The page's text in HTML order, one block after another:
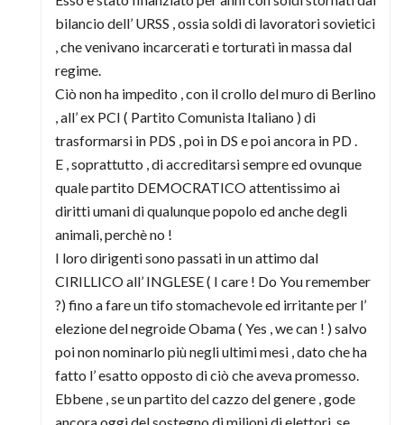
bilancio dell’ URSS , ossia soldi di lavoratori sovietici
, che venivano incarcerati e torturati in massa dal
regime.
Ciò non ha impedito , con il crollo del muro di Berlino
, all’ ex PCI ( Partito Comunista Italiano ) di
trasformarsi in PDS , poi in DS e poi ancora in PD .
E , soprattutto , di accreditarsi sempre ed ovunque
quale partito DEMOCRATICO attentissimo ai
diritti umani di qualunque popolo ed anche degli
animali, perchè no !
I loro dirigenti sono passati in un attimo dal
CIRILLICO all’ INGLESE ( I care ! Do You remember
?) fino a fare un tifo stomachevole ed irritante per l’
elezione del negroide Obama ( Yes , we can ! ) salvo
poi non nominarlo più negli ultimi mesi , dato che ha
fatto l’ esatto opposto di ciò che aveva promesso.
Ebbene , se un partito del cazzo del genere , gode